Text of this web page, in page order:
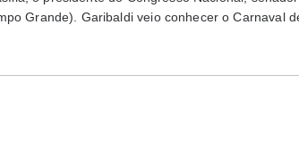
Grande). Garibaldi veio conhecer o Carnaval